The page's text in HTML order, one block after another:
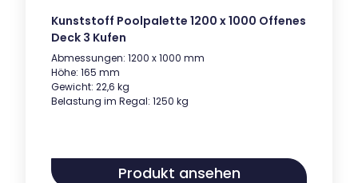
Kunststoff Poolpalette 1200 x 1000 Offenes
Deck 3 Kufen
Abmessungen: 1200 x 1000 mm
Höhe: 165 mm
Gewicht: 22,6 kg
Belastung im Regal: 1250 kg
Produkt ansehen